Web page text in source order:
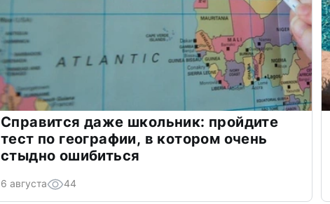
Справится даже школьник: пройдите
тест по географии, в котором очень
стыдно ошибиться
6 августа 44